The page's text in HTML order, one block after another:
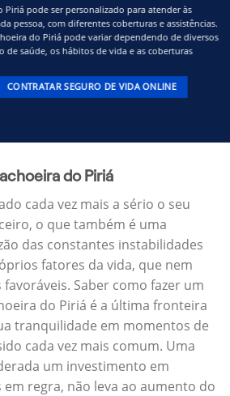
Piriá pode ser personalizado para atender às
pessoa, com diferentes coberturas e assistências.
do Piriá pode variar dependendo de diversos
de saúde, os hábitos de vida e as coberturas
CONTRATAR SEGURO DE VIDA ONLINE
do Piriá
cada vez mais a sério o seu
o que também é uma
das constantes instabilidades
fatores da vida, que nem
Saber como fazer um
do Piriá é a última fronteira
tranquilidade em momentos de
cada vez mais comum. Uma
um investimento em
regra, não leva ao aumento do